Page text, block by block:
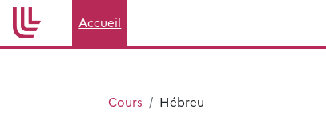
Passer au contenu principal
Accueil
Cours Hébreu